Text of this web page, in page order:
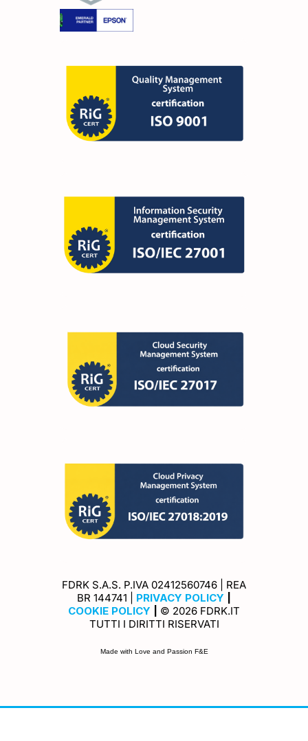
FDRK S.A.S. P.IVA 02412560746 | REA
BR 144741 |
PRIVACY POLICY
COOKIE POLICY
© 2026 FDRK.IT
TUTTI I DIRITTI RISERVATI
Made with Love and Passion F&E
Privacy Policy